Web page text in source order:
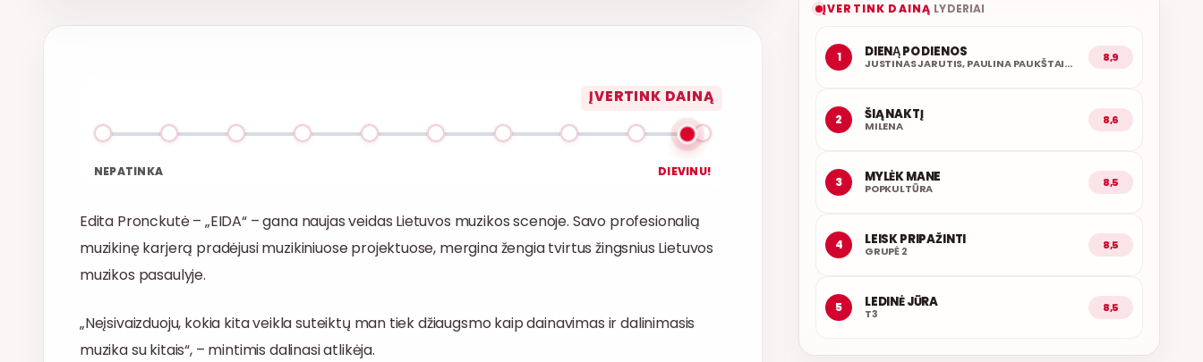
ĮVERTINK DAINĄ
NEPATINKA DIEVINU!
Edita Pronckutė – „EIDA“ – gana naujas veidas Lietuvos muzikos scenoje. Savo profesionalią
muzikinę karjerą pradėjusi muzikiniuose projektuose, mergina žengia tvirtus žingsnius Lietuvos
muzikos pasaulyje.
„Neįsivaizduoju, kokia kita veikla suteiktų man tiek džiaugsmo kaip dainavimas ir dalinimasis
muzika su kitais“, – mintimis dalinasi atlikėja.
ĮVERTINK DAINĄ LYDERIAI
1 DIENĄ PO DIENOS
JUSTINAS JARUTIS, PAULINA PAUKŠTAITYTĖ 8,9
2 ŠIĄ NAKTĮ
MILENA 8,6
3 MYLĖK MANE
POPKULTŪRA 8,5
4 LEISK PRIPAŽINTI
GRUPĖ 2 8,5
5 LEDINĖ JŪRA
T3 8,5